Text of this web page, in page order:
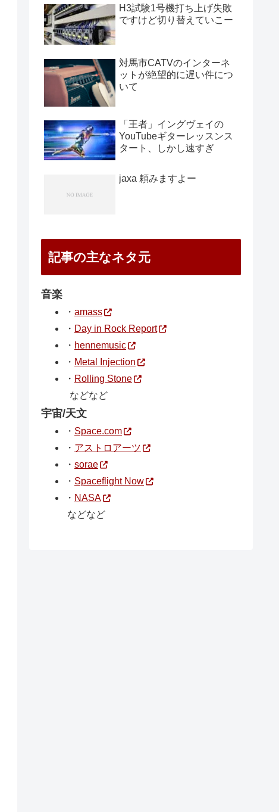
H3試験1号機打ち上げ失敗
ですけど切り替えていこー
対馬市CATVのインターネ
ットが絶望的に遅い件につ
いて
「王者」イングヴェイの
YouTubeギターレッスンス
タート、しかし速すぎ
jaxa 頼みますよー
記事の主なネタ元
音楽
・ amass
・ Day in Rock Report
・ hennemusic
・ Metal Injection
・ Rolling Stone
などなど
宇宙/天文
・ Space.com
・ アストロアーツ
・ sorae
・ Spaceflight Now
・ NASA
などなど